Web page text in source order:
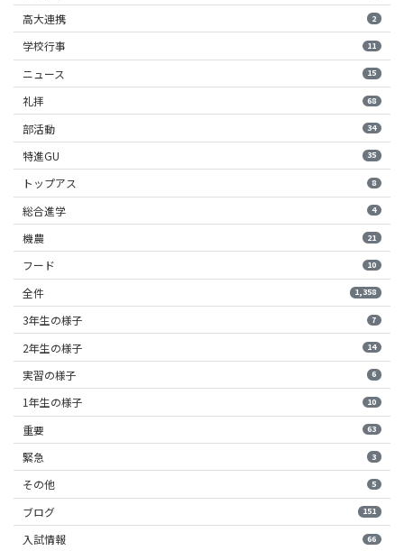
高大連携 2
学校行事 11
ニュース 15
礼拝 68
部活動 34
特進GU 35
トップアス 8
総合進学 4
機農 21
フード 10
全件 1,358
3年生の様子 7
2年生の様子 14
実習の様子 6
1年生の様子 10
重要 63
緊急 3
その他 5
ブログ 151
入試情報 66